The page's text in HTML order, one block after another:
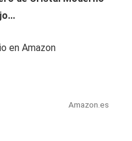
en Amazon
Amazon.es